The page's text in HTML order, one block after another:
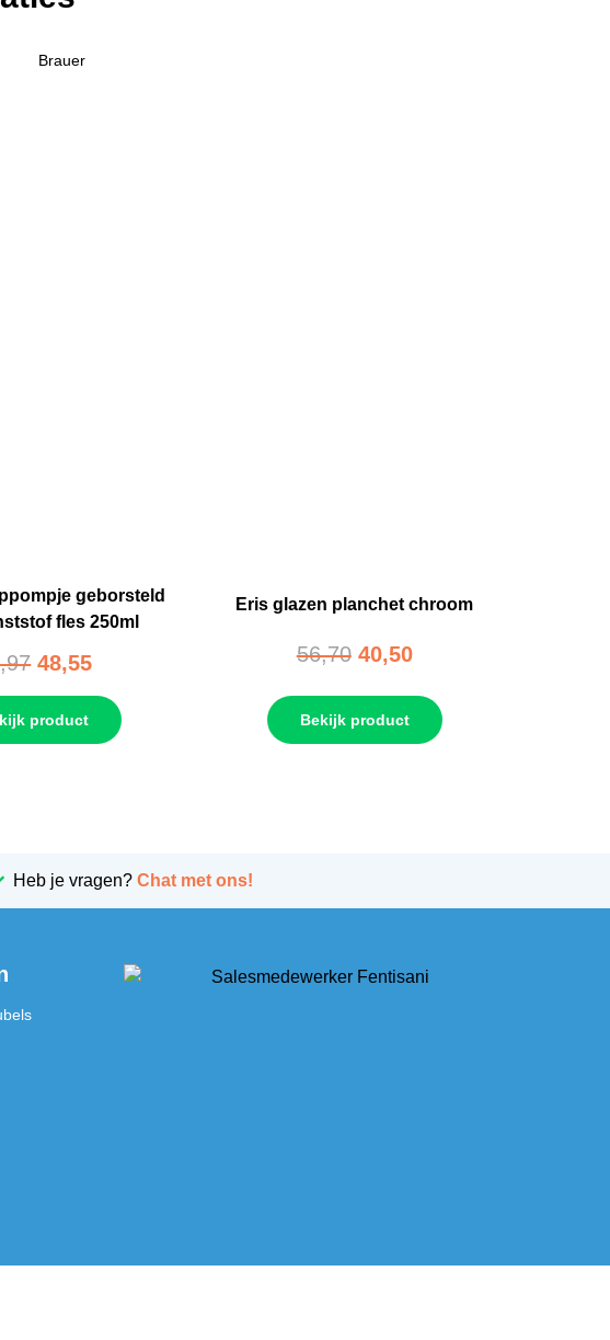
Brauer
geborsteld
fles 250ml
48,55
product
Eris glazen planchet chroom
56,70 40,50
Bekijk product
Heb je vragen? Chat met ons!